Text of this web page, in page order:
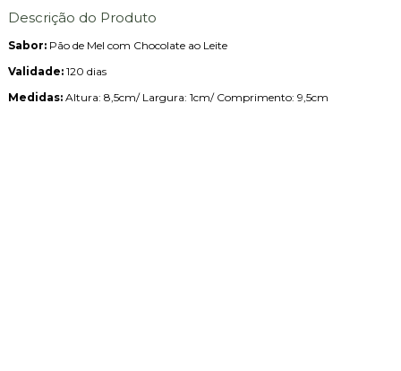
Descrição do Produto
Sabor:Pão de Mel com Chocolate ao Leite
Validade: 120 dias
Medidas: Altura: 8,5cm/ Largura: 1cm/ Comprimento: 9,5cm